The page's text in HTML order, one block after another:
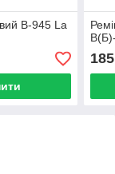
В-945 La
185